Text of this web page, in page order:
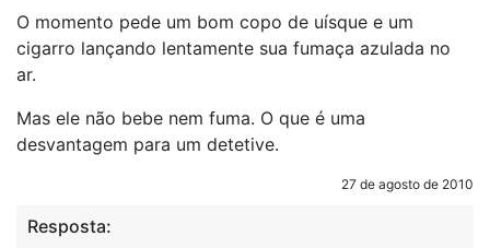
O momento pede um bom copo de uísque e um
cigarro lançando lentamente sua fumaça azulada no
ar.
Mas ele não bebe nem fuma. O que é uma
desvantagem para um detetive.
27 de agosto de 2010
Resposta: